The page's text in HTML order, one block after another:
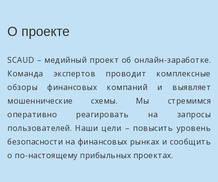
О проекте
SCAUD – медийный проект об онлайн-заработке.
Команда экспертов проводит комплексные
обзоры финансовых компаний и выявляет
мошеннические схемы. Мы стремимся
оперативно реагировать на запросы
пользователей. Наши цели – повысить уровень
безопасности на финансовых рынках и сообщить
о по-настоящему прибыльных проектах.